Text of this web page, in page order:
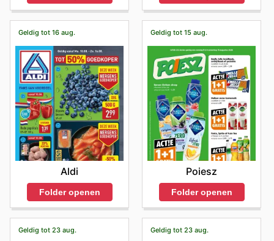
Geldig tot 16 aug.
Aldi
Folder openen
Geldig tot 15 aug.
Poiesz
Folder openen
Geldig tot 23 aug. Geldig tot 23 aug.